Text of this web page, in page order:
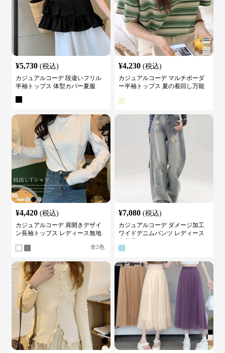
¥5,730 (税込)
カジュアルコーデ 段違いフリル
半袖トップス 体型カバー夏服
¥4,230 (税込)
カジュアルコーデ マルチボーダ
ー半袖トップス 夏の着回し万能
¥4,420 (税込)
カジュアルコーデ 肩開きデザイ
ン長袖トップス レディース無地
全2色
¥7,080 (税込)
カジュアルコーデ ダメージ加工
ワイドデニムパンツ レディース